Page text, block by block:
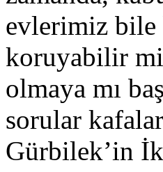
evlerimiz bile
koruyabilir
olmaya mı
sorular
Gürbilek’in